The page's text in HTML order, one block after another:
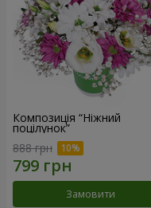
Композиція “Ніжний
поцілунок”
888 грн
Замовити